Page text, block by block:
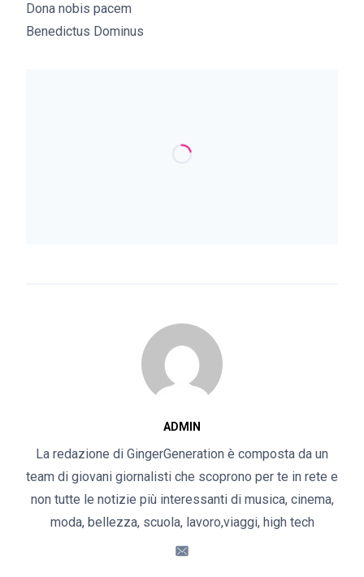
Dona nobis pacem
Benedictus Dominus
ADMIN
La redazione di GingerGeneration è composta da un
team di giovani giornalisti che scoprono per te in rete e
non tutte le notizie più interessanti di musica, cinema,
moda, bellezza, scuola, lavoro,viaggi, high tech